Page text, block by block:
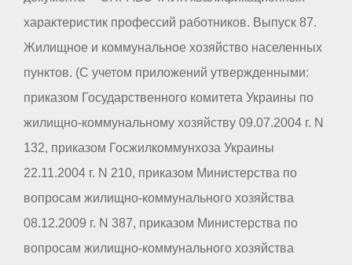
характеристик профессий работников. Выпуск 87.
Жилищное и коммунальное хозяйство населенных
пунктов. (С учетом приложений утвержденными:
приказом Государственного комитета Украины по
жилищно-коммунальному хозяйству 09.07.2004 г. N
132, приказом Госжилкоммунхоза Украины
22.11.2004 г. N 210, приказом Министерства по
вопросам жилищно-коммунального хозяйства
08.12.2009 г. N 387, приказом Министерства по
вопросам жилищно-коммунального хозяйства